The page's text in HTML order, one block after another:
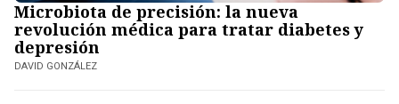
Microbiota de precisión: la nueva
revolución médica para tratar diabetes y
depresión
DAVID GONZÁLEZ